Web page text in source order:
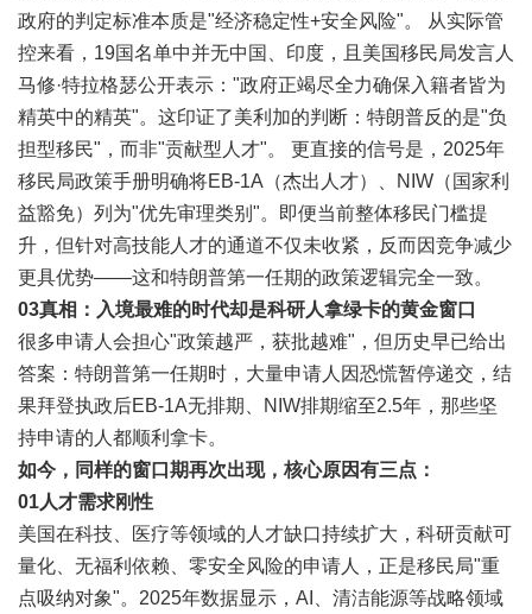
政府的判定标准本质是"经济稳定性+安全风险"。 从实际管
控来看，19国名单中并无中国、印度，且美国移民局发言人
马修·特拉格瑟公开表示："政府正竭尽全力确保入籍者皆为
精英中的精英"。这印证了美利加的判断：特朗普反的是"负
担型移民"，而非"贡献型人才"。 更直接的信号是，2025年
移民局政策手册明确将EB-1A（杰出人才）、NIW（国家利
益豁免）列为"优先审理类别"。即便当前整体移民门槛提
升，但针对高技能人才的通道不仅未收紧，反而因竞争减少
更具优势——这和特朗普第一任期的政策逻辑完全一致。
03真相：入境最难的时代却是科研人拿绿卡的黄金窗口
很多申请人会担心"政策越严，获批越难"，但历史早已给出
答案：特朗普第一任期时，大量申请人因恐慌暂停递交，结
果拜登执政后EB-1A无排期、NIW排期缩至2.5年，那些坚
持申请的人都顺利拿卡。
如今，同样的窗口期再次出现，核心原因有三点：
01人才需求刚性
美国在科技、医疗等领域的人才缺口持续扩大，科研贡献可
量化、无福利依赖、零安全风险的申请人，正是移民局"重
点吸纳对象"。2025年数据显示，AI、清洁能源等战略领域